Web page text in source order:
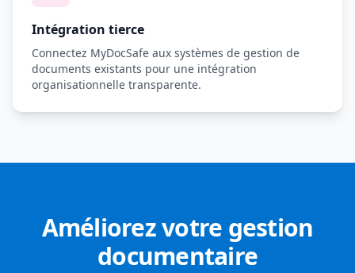
Intégration tierce
Connectez MyDocSafe aux systèmes de gestion de
documents existants pour une intégration
organisationnelle transparente.
Améliorez votre gestion
documentaire